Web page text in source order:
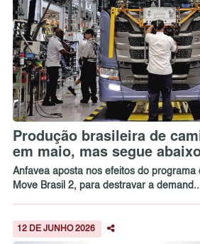
Produção brasileira de
em maio, mas segue
Anfavea aposta nos efeitos do programa
Move Brasil 2, para destravar a
12 DE JUNHO 2026